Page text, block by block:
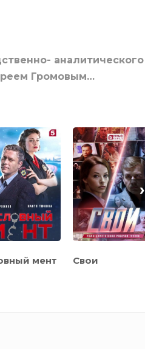
аналитического
Громовым…
мент Свои
›